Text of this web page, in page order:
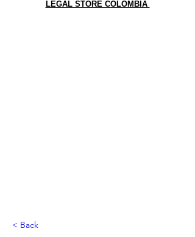
LEGAL STORE COLOMBIA
< Back